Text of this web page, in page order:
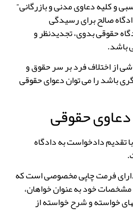
و کلیه دعاوی مدنی و بازرگانی”
صالح برای رسیدگی
حقوقی بدوی، تجدیدنظر و
از اختلاف فرد بر سر حقوق و
باشد را می توان دعوای حقوقی
حقوقی
تقدیم دادخواست به دادگاه
فرمت چاپی مخصوصی است که
خود به عنوان خواهان،
خواسته و شرح خواسته از